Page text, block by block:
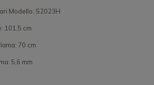
Modello: S2023H
101,5 cm
70 cm
5,6 mm